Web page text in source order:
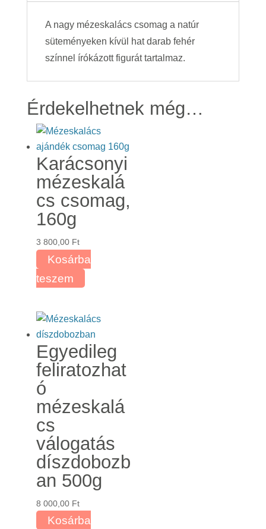
A nagy mézeskalács csomag a natúr
süteményeken kívül hat darab fehér
színnel írókázott figurát tartalmaz.
Érdekelhetnek még…
Karácsonyi
mézeskalá
cs csomag,
160g
3 800,00 Ft
Kosárba
teszem
Egyedileg
feliratozhat
ó
mézeskalá
cs
válogatás
díszdobozb
an 500g
8 000,00 Ft
Kosárba